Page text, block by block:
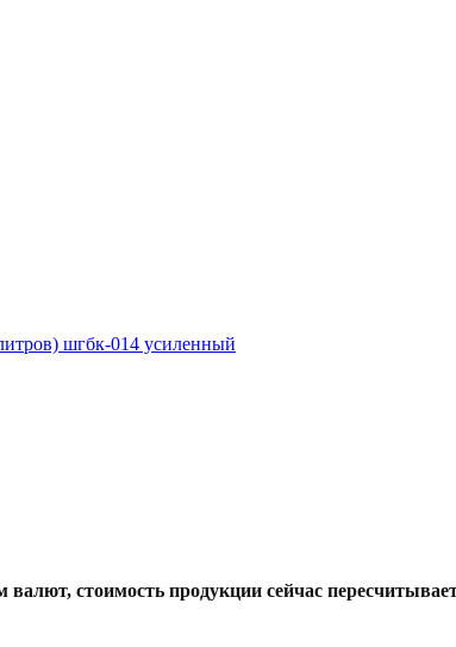
валют, стоимость продукции сейчас